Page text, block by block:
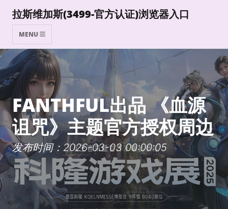
拉斯维加斯(3499-官方认证)浏览器入口
MENU
FANTHFUL出品 《血源
诅咒》主题官方授权周边
发布时间：2026-03-03 00:00:05